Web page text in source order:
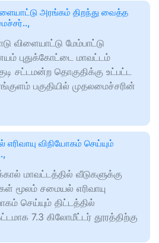
அரங்கம் திறந்து வைத்த
விளையாட்டு மேம்பாட்டு
புதுக்கோட்டை மாவட்டம்
சட்டமன்ற தொகுதிக்கு உட்பட்ட
பகுதியில் முதலமைச்சரின்
விநியோகம் செய்யும்
மாவட்டத்தில் வீடுகளுக்கு
மூலம் சமையல் எரிவாயு
செய்யும் திட்டத்தில்
7.3 கிலோமீட்டர் தூரத்திற்கு